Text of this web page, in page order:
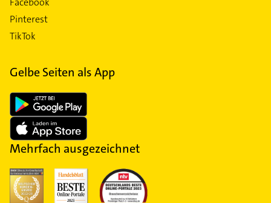
Pinterest
TikTok
Gelbe Seiten als App
Mehrfach ausgezeichnet